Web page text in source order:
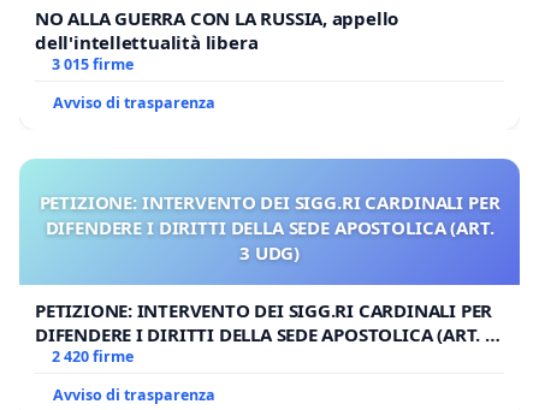
NO ALLA GUERRA CON LA RUSSIA, appello
dell'intellettualità libera
3 015 firme
Avviso di trasparenza
PETIZIONE: INTERVENTO DEI SIGG.RI CARDINALI PER
DIFENDERE I DIRITTI DELLA SEDE APOSTOLICA (ART.
3 UDG)
PETIZIONE: INTERVENTO DEI SIGG.RI CARDINALI PER
DIFENDERE I DIRITTI DELLA SEDE APOSTOLICA (ART. 3
UDG)
2 420 firme
Avviso di trasparenza